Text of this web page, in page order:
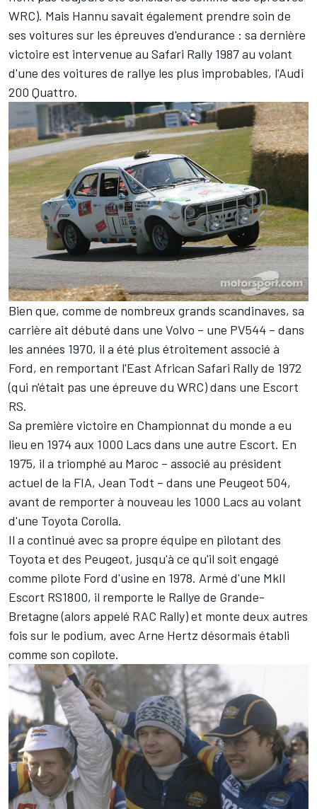
WRC). Mais Hannu savait également prendre soin de
ses voitures sur les épreuves d'endurance : sa dernière
victoire est intervenue au Safari Rally 1987 au volant
d'une des voitures de rallye les plus improbables, l'Audi
200 Quattro.
Bien que, comme de nombreux grands scandinaves, sa
carrière ait débuté dans une Volvo – une PV544 – dans
les années 1970, il a été plus étroitement associé à
Ford, en remportant l'East African Safari Rally de 1972
(qui n'était pas une épreuve du WRC) dans une Escort
RS.
Sa première victoire en Championnat du monde a eu
lieu en 1974 aux 1000 Lacs dans une autre Escort. En
1975, il a triomphé au Maroc – associé au président
actuel de la FIA, Jean Todt – dans une Peugeot 504,
avant de remporter à nouveau les 1000 Lacs au volant
d'une Toyota Corolla.
Il a continué avec sa propre équipe en pilotant des
Toyota et des Peugeot, jusqu'à ce qu'il soit engagé
comme pilote Ford d'usine en 1978. Armé d'une MkII
Escort RS1800, il remporte le Rallye de Grande-
Bretagne (alors appelé RAC Rally) et monte deux autres
fois sur le podium, avec Arne Hertz désormais établi
comme son copilote.